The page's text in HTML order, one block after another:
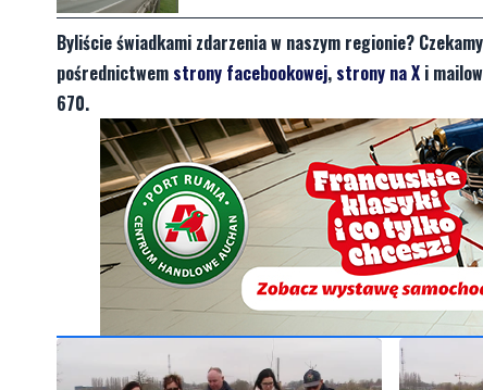
Byliście świadkami zdarzenia w naszym regionie?
pośrednictwem strony facebookowej, strony na X i
670.